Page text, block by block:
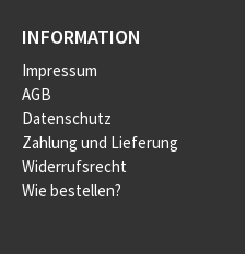
INFORMATION
Impressum
AGB
Datenschutz
Zahlung und Lieferung
Widerrufsrecht
Wie bestellen?